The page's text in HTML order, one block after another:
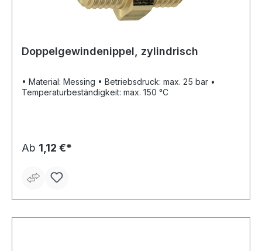
Doppelgewindenippel, zylindrisch
• Material: Messing • Betriebsdruck: max. 25 bar •
Temperaturbeständigkeit: max. 150 °C
Ab 1,12 €*